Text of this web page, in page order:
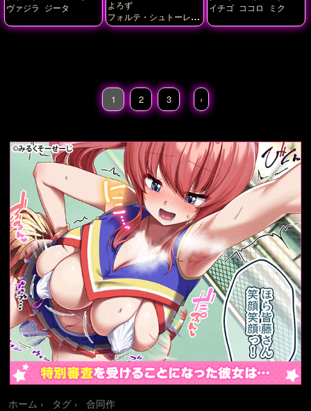
ー
ヴァジラ ジータ
よろず
フォルテ・シュトーレ
ン ミルフィーユ・桜葉
ランキス
イチゴ ココロ ミク
1 2 3 ›
ホーム タグ 合同作